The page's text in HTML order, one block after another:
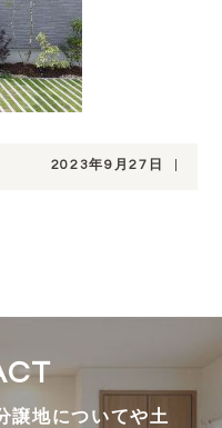
2023年9月27日
譲地についてや土